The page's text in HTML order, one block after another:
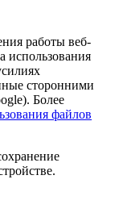
работы веб-
использования
сторонними
Более
файлов